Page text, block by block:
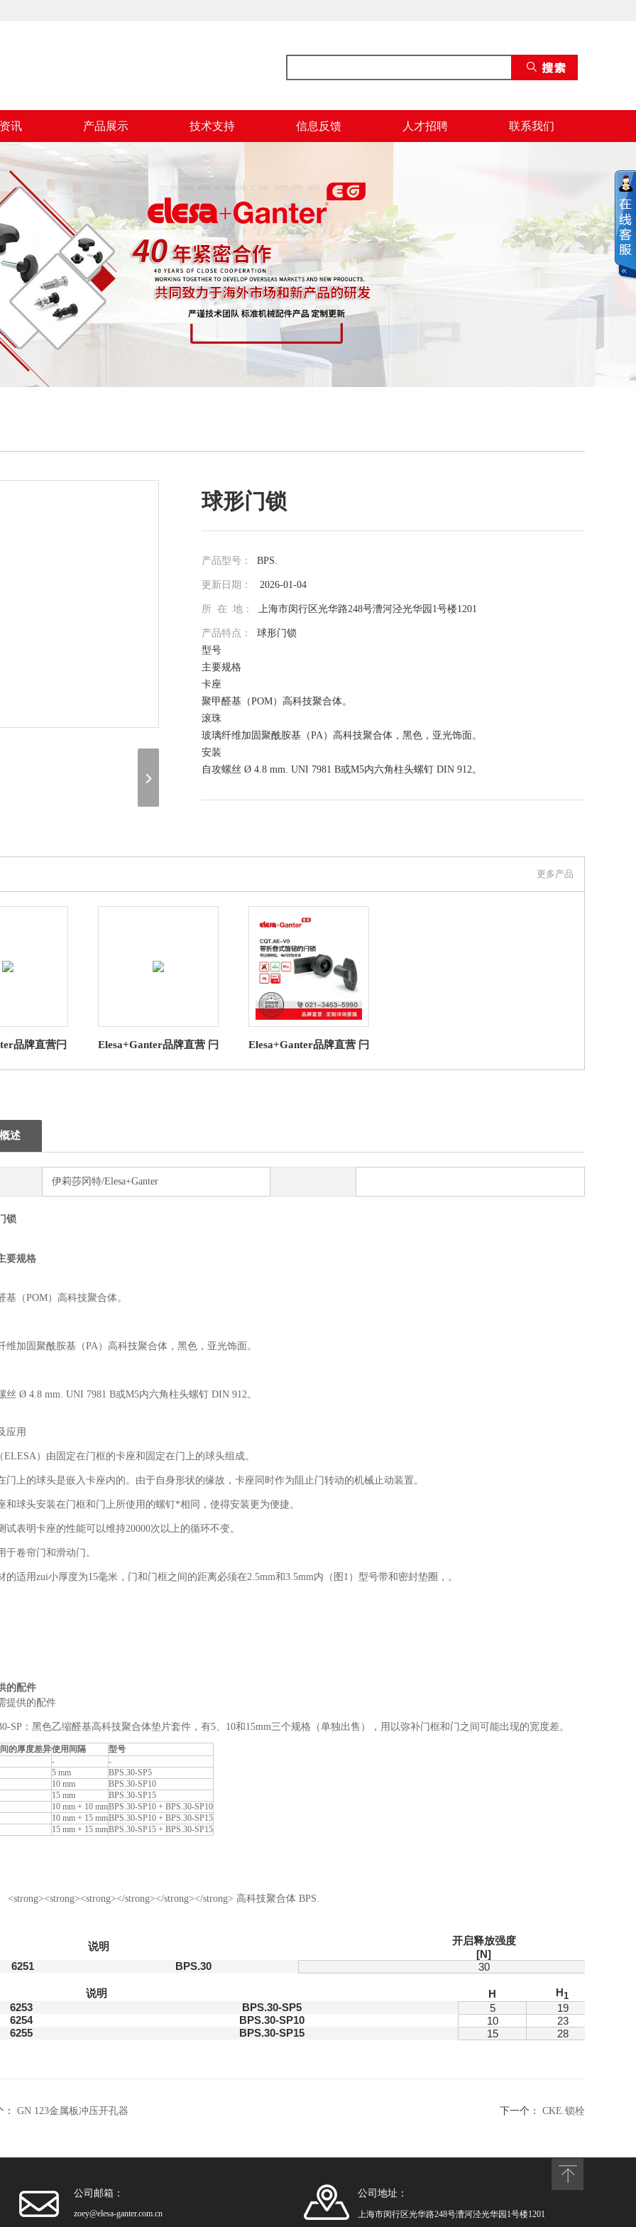
讯 产品展示 技术支持 信息反馈 人才招聘 联系我们
球形门锁
产品型号： BPS.
更新日期： 2026-01-04
所 在 地： 上海市闵行区光华路248号漕河泾光华园1号楼1201
产品特点： 球形门锁
型号
主要规格
卡座
聚甲醛基（POM）高科技聚合体。
滚珠
玻璃纤维加固聚酰胺基（PA）高科技聚合体，黑色，亚光饰面。
安装
自攻螺丝 Ø 4.8 mm. UNI 7981 B或M5内六角柱头螺钉 DIN 912。
（联系我们，请说明是在 伊莉莎冈特贸易（上海）有限公司 上看到的信息，谢谢！）
更多产品
品牌直营闩
/ EPDM
Elesa+Ganter品牌直营 闩
的闩锁 操作元件
Elesa+Ganter品牌直营 闩
槽钥匙高科技聚合体
述
伊莉莎冈特/Elesa+Ganter
锁
要规格
基（POM）高科技聚合体。
维加固聚酰胺基（PA）高科技聚合体，黑色，亚光饰面。
丝 Ø 4.8 mm. UNI 7981 B或M5内六角柱头螺钉 DIN 912。
应用
ELESA）由固定在门框的卡座和固定在门上的球头组成。
门上的球头是嵌入卡座内的。由于自身形状的缘故，卡座同时作为阻止门转动的机械止动装置。
和球头安装在门框和门上所使用的螺钉*相同，使得安装更为便捷。
试表明卡座的性能可以维持20000次以上的循环不变。
于卷帘门和滑动门。
的适用zui小厚度为15毫米，门和门框之间的距离必须在2.5mm和3.5mm内（图1）型号带和密封垫圈，。
的配件
提供的配件
SP：黑色乙缩醛基高科技聚合体垫片套件，有5、10和15mm三个规格（单独出售），用以弥补门框和门之间可能出现的宽度差。
的厚度差异使用间隔
型号
-
-
5 mm
BPS.30-SP5
10 mm
BPS.30-SP10
15 mm
BPS.30-SP15
10 mm + 10 mmBPS.30-SP10 + BPS.30-SP10
10 mm + 15 mmBPS.30-SP10 + BPS.30-SP15
15 mm + 15 mmBPS.30-SP15 + BPS.30-SP15
说明
开启释放强度
[N]
6251
BPS.30 30
说明 H H1
6253
BPS.30-SP5 5 19
6254
BPS.30-SP10 10 23
6255
BPS.30-SP15 15 28
GN 123金属板冲压开孔器 下一个： CKE.锁栓
公司邮箱：
zoey@elesa-ganter.com.cn
公司地址：
上海市闵行区光华路248号漕河泾光华园1号楼1201